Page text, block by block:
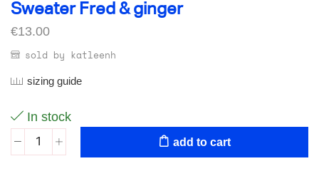
Sweater Fred & ginger
€13.00
sold by katleenh
sizing guide
In stock
add to cart